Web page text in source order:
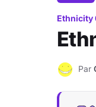
Ethnicity
O Par